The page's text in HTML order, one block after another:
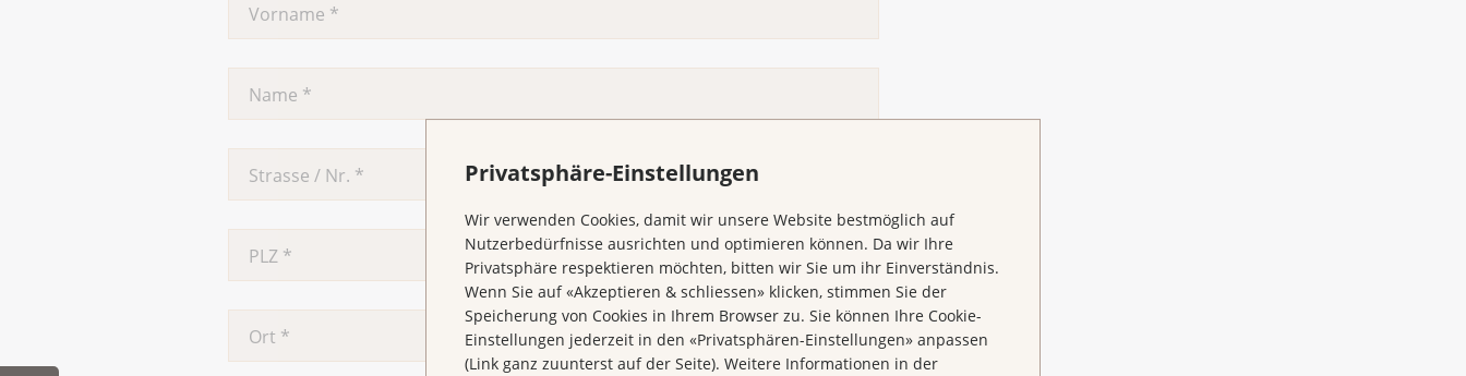
Privatsphäre-Einstellungen
Wir verwenden Cookies, damit wir unsere Website bestmöglich auf
Nutzerbedürfnisse ausrichten und optimieren können. Da wir Ihre
Privatsphäre respektieren möchten, bitten wir Sie um ihr Einverständnis.
Wenn Sie auf «Akzeptieren & schliessen» klicken, stimmen Sie der
Speicherung von Cookies in Ihrem Browser zu. Sie können Ihre Cookie-
Einstellungen jederzeit in den «Privatsphären-Einstellungen» anpassen
(Link ganz zuunterst auf der Seite). Weitere Informationen in der